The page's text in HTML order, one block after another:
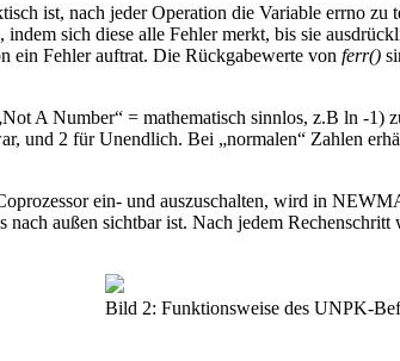
ist, nach jeder Operation die Variable errno
sich diese alle Fehler merkt, bis sie
ein Fehler auftrat. Die Rückgabewerte von ferr()
A Number“ = mathematisch sinnlos, z.B ln -
und 2 für Unendlich. Bei „normalen“ Zahlen
ein- und auszuschalten, wird in
außen sichtbar ist. Nach jedem
Bild 2: Funktionsweise des UNPK-